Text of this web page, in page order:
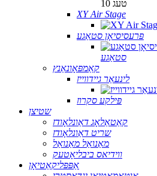
10 טעג
XY Air Stage
פּרעסיסיאָן סטאַגע
סטאַגע
קאַמפּאָונאַנץ
לינעאַר גיידווייז
פּילקע סקרוז
שטיצן
קאַטאַלאָג דאַונלאָודז
שריט דאַונלאָודז
מאַנואַל מאַנואַל
ווידיאס ביבליאָטעק
אַפּפּליקאַטיאָן